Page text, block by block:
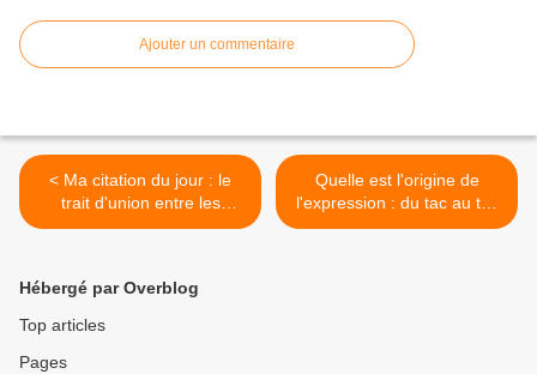
Ajouter un commentaire
< Ma citation du jour : le
trait d'union entre les
haltérophiles et la
Quelle est l'origine de
l'expression : du tac au tac
? >
Hébergé par Overblog
Top articles
Pages